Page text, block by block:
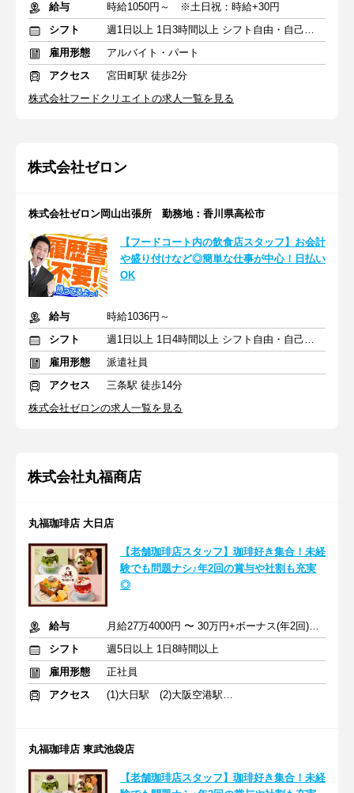
給与
時給1050円～ ※土日祝：時給+30円
シフト
週1日以上 1日3時間以上 シフト自由・自己申告
雇用形態
アルバイト・パート
アクセス
宮田町駅 徒歩2分
株式会社フードクリエイトの求人一覧を見る
株式会社ゼロン
株式会社ゼロン岡山出張所 勤務地：香川県高松市
【フードコート内の飲食店スタッフ】お会計
や盛り付けなど◎簡単な仕事が中心！日払い
OK
給与
時給1036円～
シフト
週1日以上 1日4時間以上 シフト自由・自己申告
雇用形態
派遣社員
アクセス
三条駅 徒歩14分
株式会社ゼロンの求人一覧を見る
株式会社丸福商店
丸福珈琲店 大日店
【老舗珈琲店スタッフ】珈琲好き集合！未経
験でも問題ナシ♪年2回の賞与や社割も充実
◎
給与
月給27万4000円 〜 30万円+ボーナス(年2回)+交通費
シフト
週5日以上 1日8時間以上
雇用形態
正社員
アクセス
(1)大日駅 (2)大阪空港駅 (3)高槻駅
丸福珈琲店 東武池袋店
【老舗珈琲店スタッフ】珈琲好き集合！未経